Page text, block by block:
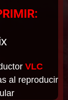
VLC
al reproducir